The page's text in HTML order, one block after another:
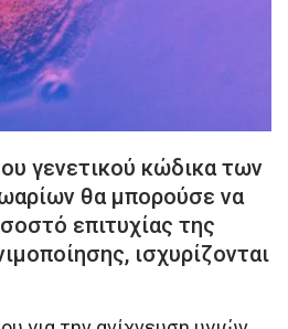
γενετικού κώδικα των
θα μπορούσε να
επιτυχίας της
ισχυρίζονται